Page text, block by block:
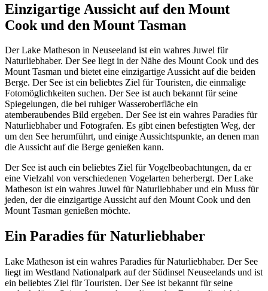
Einzigartige Aussicht auf den Mount
Cook und den Mount Tasman
Der Lake Matheson in Neuseeland ist ein wahres Juwel für
Naturliebhaber. Der See liegt in der Nähe des Mount Cook und des
Mount Tasman und bietet eine einzigartige Aussicht auf die beiden
Berge. Der See ist ein beliebtes Ziel für Touristen, die einmalige
Fotomöglichkeiten suchen. Der See ist auch bekannt für seine
Spiegelungen, die bei ruhiger Wasseroberfläche ein
atemberaubendes Bild ergeben. Der See ist ein wahres Paradies für
Naturliebhaber und Fotografen. Es gibt einen befestigten Weg, der
um den See herumführt, und einige Aussichtspunkte, an denen man
die Aussicht auf die Berge genießen kann.
Der See ist auch ein beliebtes Ziel für Vogelbeobachtungen, da er
eine Vielzahl von verschiedenen Vogelarten beherbergt. Der Lake
Matheson ist ein wahres Juwel für Naturliebhaber und ein Muss für
jeden, der die einzigartige Aussicht auf den Mount Cook und den
Mount Tasman genießen möchte.
Ein Paradies für Naturliebhaber
Lake Matheson ist ein wahres Paradies für Naturliebhaber. Der See
liegt im Westland Nationalpark auf der Südinsel Neuseelands und ist
ein beliebtes Ziel für Touristen. Der See ist bekannt für seine